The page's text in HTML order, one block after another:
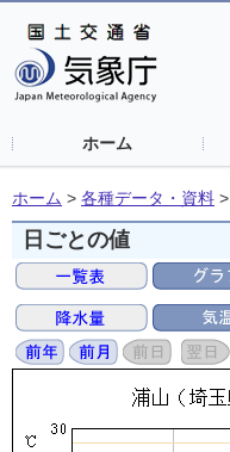
ホーム
ホーム > 各種データ・資料 >
日ごとの値